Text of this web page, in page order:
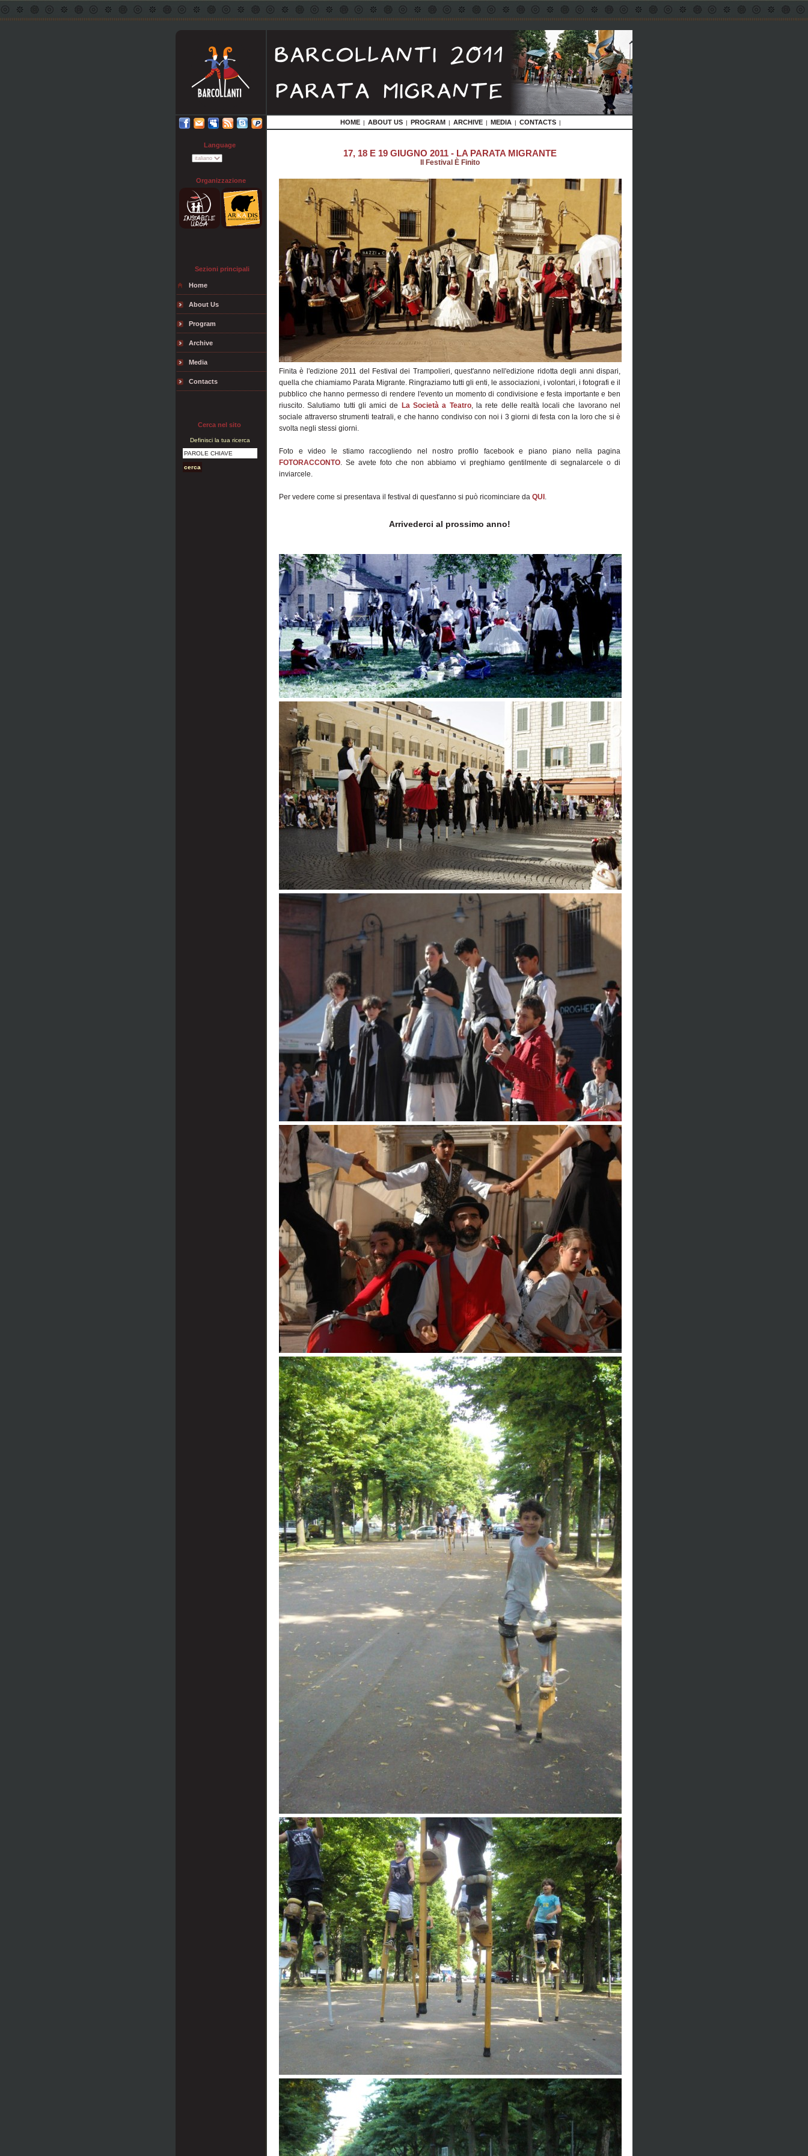
Language
Organizzazione
Sezioni principali
Home
About Us
Program
Archive
Media
Contacts
HOME | ABOUT US | PROGRAM | ARCHIVE | MEDIA | CONTACTS |
17, 18 E 19 GIUGNO 2011 - LA PARATA MIGRANTE
Il Festival È Finito
Finita è l'edizione 2011 del Festival dei Trampolieri, quest'anno nell'edizione ridotta degli anni dispari,
quella che chiamiamo Parata Migrante. Ringraziamo tutti gli enti, le associazioni, i volontari, i fotografi e il
pubblico che hanno permesso di rendere l'evento un momento di condivisione e festa importante e ben
riuscito. Salutiamo tutti gli amici de
La Società a Teatro, la rete delle realtà locali che lavorano nel
sociale attraverso strumenti teatrali, e che hanno condiviso con noi i 3 giorni di festa con la loro che si è
svolta negli stessi giorni.
Foto e video le stiamo raccogliendo nel nostro profilo facebook e piano piano nella pagina
FOTORACCONTO. Se avete foto che non abbiamo vi preghiamo gentilmente di segnalarcele o di
inviarcele.
Per vedere come si presentava il festival di quest'anno si può ricominciare da QUI .
Arrivederci al prossimo anno!
Cerca nel sito
Definisci la tua ricerca